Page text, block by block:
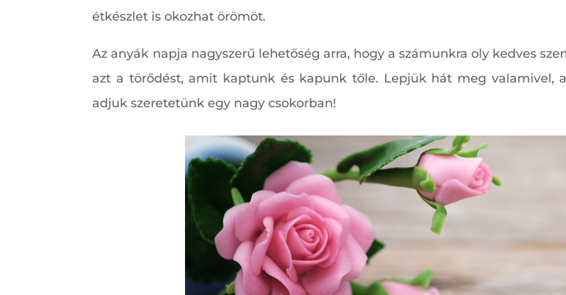
étkészlet is okozhat örömöt.
Az anyák napja nagyszerű lehetőség arra, hogy a számunkra oly kedves
azt a törődést, amit kaptunk és kapunk tőle. Lepjük hát meg valamivel,
adjuk szeretetünk egy nagy csokorban!